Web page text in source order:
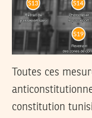
Toutes ces
constitution